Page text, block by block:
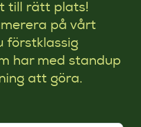
till rätt plats!
på vårt
förstklassig
har med standup
att göra.